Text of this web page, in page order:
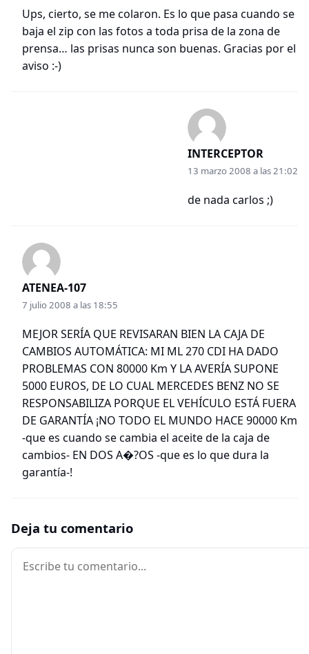
Ups, cierto, se me colaron. Es lo que pasa cuando se
baja el zip con las fotos a toda prisa de la zona de
prensa… las prisas nunca son buenas. Gracias por el
aviso :-)
INTERCEPTOR
13 marzo 2008 a las 21:02
de nada carlos ;)
ATENEA-107
7 julio 2008 a las 18:55
MEJOR SERÍA QUE REVISARAN BIEN LA CAJA DE
CAMBIOS AUTOMÁTICA: MI ML 270 CDI HA DADO
PROBLEMAS CON 80000 Km Y LA AVERÍA SUPONE
5000 EUROS, DE LO CUAL MERCEDES BENZ NO SE
RESPONSABILIZA PORQUE EL VEHÍCULO ESTÁ FUERA
DE GARANTÍA ¡NO TODO EL MUNDO HACE 90000 Km
-que es cuando se cambia el aceite de la caja de
cambios- EN DOS A�?OS -que es lo que dura la
garantía-!
Deja tu comentario
Comentario